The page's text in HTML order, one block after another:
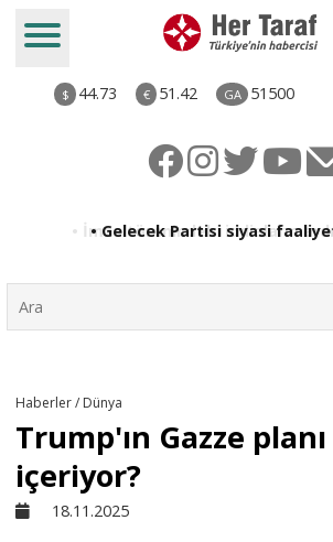
$ 44.73 € 51.42 GA 51500
• Gelecek Partisi siyasi
Derkenar
Haberler / Dünya
Trump'ın Gazze
içeriyor?
18.11.2025